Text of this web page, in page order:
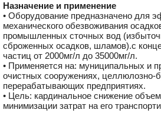
Назначение и применение
• Оборудование предназначено для
механического обезвоживания
промышленных сточных вод
сброженных осадков, шламов).с
частиц от 2000мг/л до 35000мг/л.
• Применяется на: муниципальных и
очистных сооружениях,
перерабатывающих предприятиях.
• Цель: кардинальное снижение
минимизации затрат на его